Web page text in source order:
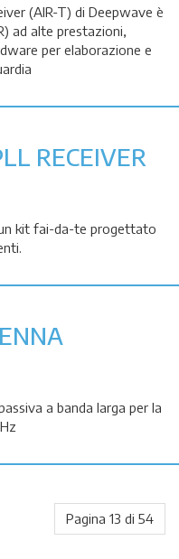
(AIR-T) di Deepwave è
ad alte prestazioni,
per elaborazione e
RECEIVER
kit fai-da-te progettato
a banda larga per la
Pagina 13 di 54